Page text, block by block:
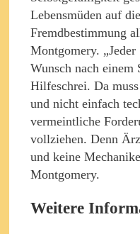
Lebensmüden auf
Fremdbestimmung
Montgomery.
Wunsch nach einem
Hilfeschrei. Da
und nicht einfach
vermeintliche
vollziehen. Denn
und keine
Montgomery.
Weitere